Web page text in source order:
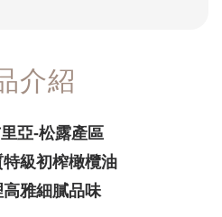
介紹
亞-松露產區
級初榨橄欖油
雅細膩品味